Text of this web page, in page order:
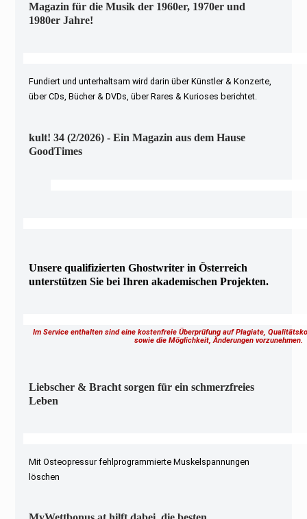
Magazin für die Musik der 1960er, 1970er und
1980er Jahre!
Fundiert und unterhaltsam wird darin über Künstler & Konzerte,
über CDs, Bücher & DVDs, über Rares & Kurioses berichtet.
kult! 34 (2/2026) - Ein Magazin aus dem Hause
GoodTimes
Unsere qualifizierten Ghostwriter in Österreich
unterstützen Sie bei Ihren akademischen Projekten.
Im Service enthalten sind eine kostenfreie Überprüfung auf Plagiate,
sowie die Möglichkeit, Änderungen vorzunehmen.
Liebscher & Bracht sorgen für ein schmerzfreies
Leben
Mit Osteopressur fehlprogrammierte Muskelspannungen
löschen